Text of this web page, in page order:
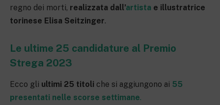
regno dei morti, realizzata dall’artista e illustratrice
torinese Elisa Seitzinger.
Le ultime 25 candidature al Premio
Strega 2023
Ecco gli ultimi 25 titoli che si aggiungono ai 55
presentati nelle scorse settimane.